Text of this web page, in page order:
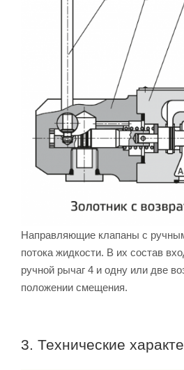
Направляющие клапаны с
потока жидкости. В их состав
ручной рычаг 4 и одну или две
положении смещения.
3. Технические